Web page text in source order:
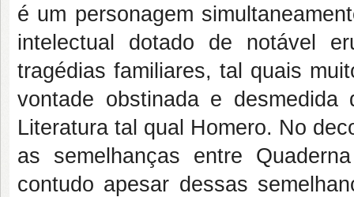
é um personagem
intelectual dotado de notável
tragédias familiares, tal quais
vontade obstinada e
Literatura tal qual Homero. No
as semelhanças entre
contudo apesar dessas